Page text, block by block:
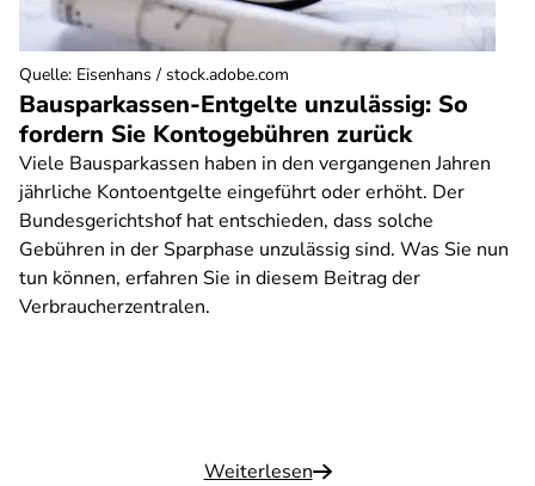
Bausparkassen-Entgelte unzulässig: So
fordern Sie Kontogebühren zurück
Viele Bausparkassen haben in den vergangenen Jahren
jährliche Kontoentgelte eingeführt oder erhöht. Der
Bundesgerichtshof hat entschieden, dass solche
Gebühren in der Sparphase unzulässig sind. Was Sie nun
tun können, erfahren Sie in diesem Beitrag der
Verbraucherzentralen.
Weiterlesen
Quelle: Eisenhans / stock.adobe.com